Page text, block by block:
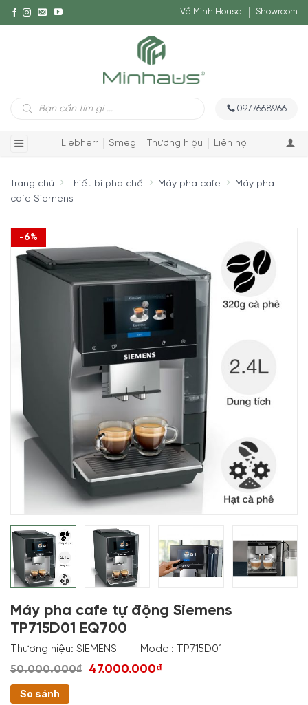
Về Minh House Showroom
Tìm
kiếm
0977668966
Liebherr Smeg Thương hiệu Liên hệ
Trang chủ Thiết bị pha chế Máy pha cafe
Máy pha
cafe Siemens
-6%
Máy pha cafe tự động Siemens
TP715D01 EQ700
Thương hiệu: SIEMENS Model: TP715D01
50.000.000₫ 47.000.000₫
So sánh